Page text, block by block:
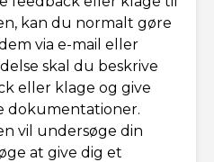
kan du normalt gøre
via e-mail eller
skal du beskrive
eller klage og give
dokumentationer.
vil undersøge din
at give dig et